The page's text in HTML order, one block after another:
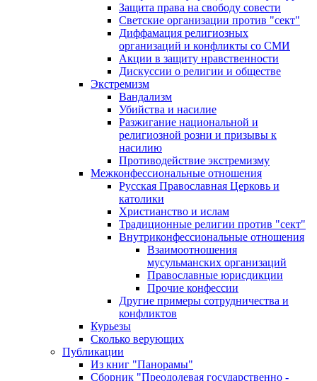
Защита права на свободу совести
Светские организации против "сект"
Диффамация религиозных
организаций и конфликты со СМИ
Акции в защиту нравственности
Дискуссии о религии и обществе
Экстремизм
Вандализм
Убийства и насилие
Разжигание национальной и
религиозной розни и призывы к
насилию
Противодействие экстремизму
Межконфессиональные отношения
Русская Православная Церковь и
католики
Христианство и ислам
Традиционные религии против "сект"
Внутриконфессиональные отношения
Взаимоотношения
мусульманских организаций
Православные юрисдикции
Прочие конфессии
Другие примеры сотрудничества и
конфликтов
Курьезы
Сколько верующих
Публикации
Из книг "Панорамы"
Сборник "Преодолевая государственно -